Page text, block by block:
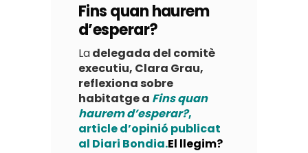
Fins quan haurem
d’esperar?
Ladelegada del comitè
executiu, Clara Grau,
reflexiona sobre
habitatge a Fins quan
haurem d’esperar?,
article d’opinió publicat
al Diari Bondia.El llegim?